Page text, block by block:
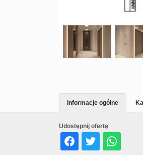
Udostępnij ofertę
Informacje ogólne